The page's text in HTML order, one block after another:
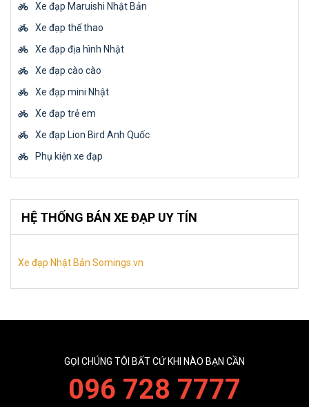
Xe đạp Maruishi Nhật Bản
Xe đạp thể thao
Xe đạp địa hình Nhật
Xe đạp cào cào
Xe đạp mini Nhật
Xe đạp trẻ em
Xe đạp Lion Bird Anh Quốc
Phụ kiện xe đạp
HỆ THỐNG BÁN XE ĐẠP UY TÍN
Xe đạp Nhật Bản Somings.vn
GỌI CHÚNG TÔI BẤT CỨ KHI NÀO BẠN CẦN
096 728 7777